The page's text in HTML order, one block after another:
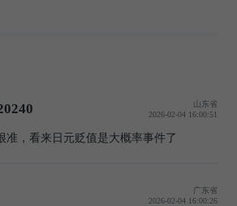
山东省
2026-02-04 16:00:51
准，看来日元贬值是大概率事件了
广东省
2026-02-04 16:00:26